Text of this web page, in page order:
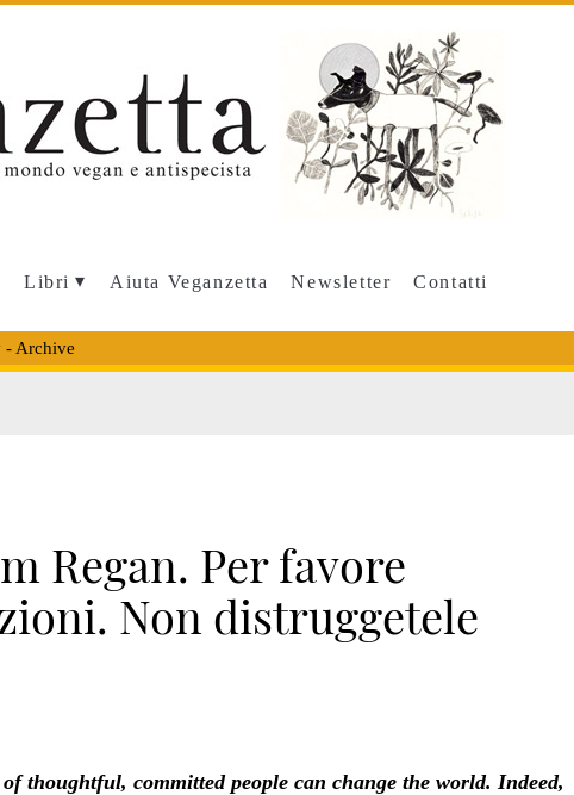
Libri Aiuta Veganzetta Newsletter Contatti
- Archive
Regan. Per favore
Non distruggetele
thoughtful, committed people can change the world. Indeed,